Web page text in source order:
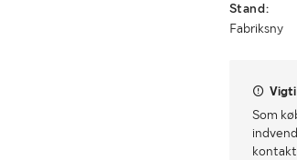
Stand:
Fabriksny
Som